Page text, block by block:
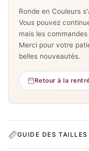
Ronde en Couleurs
Vous pouvez
mais les
Merci pour votre
belles nouveautés.
Retour à la
GUIDE DES TAILLES